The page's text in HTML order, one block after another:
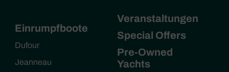
Einrumpfboote
Dufour
Jeanneau
Veranstaltungen
Special Offers
Pre-Owned
Yachts